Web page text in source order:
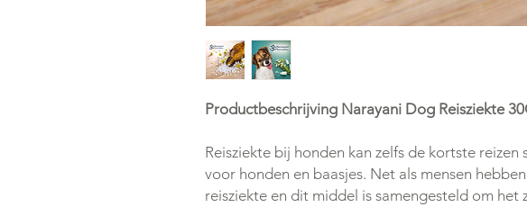
Productbeschrijving Narayani Dog Reisziekte
Reisziekte bij honden kan zelfs de kortste reizen
voor honden en baasjes. Net als mensen
reisziekte en dit middel is samengesteld om het